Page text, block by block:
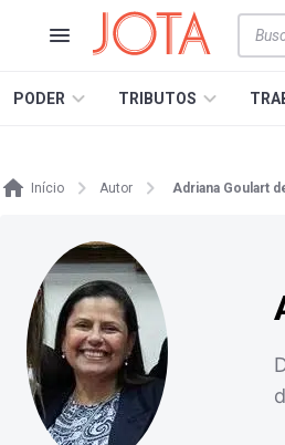
PODER TRIBUTOS
Início Autor Adriana Goulart